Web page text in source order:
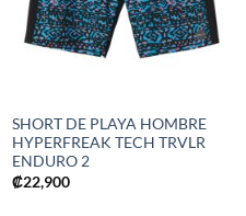
SHORT DE PLAYA HOMBRE
HYPERFREAK TECH TRVLR
ENDURO 2
₡22,900